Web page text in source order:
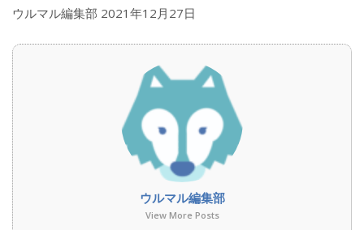
ウルマル編集部 2021年12月27日
ウルマル編集部
View More Posts